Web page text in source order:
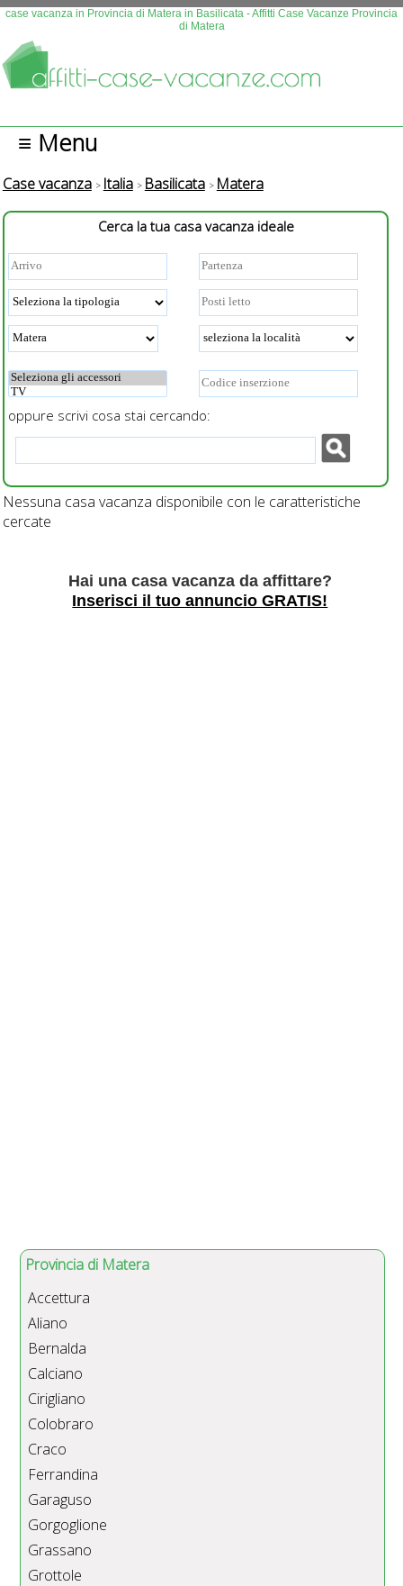
case vacanza in Provincia di Matera in Basilicata - Affitti Case Vacanze Provincia
di Matera
Questo sito fa uso di cookies. Continuando la navigazione se
≡ Menu
Case vacanza Italia Basilicata Matera
Cerca la tua casa vacanza ideale
oppure scrivi cosa stai cercando:
Nessuna casa vacanza disponibile con le caratteristiche
cercate
Hai una casa vacanza da affittare?
Inserisci il tuo annuncio GRATIS!
Provincia di Matera
Accettura
Aliano
Bernalda
Calciano
Cirigliano
Colobraro
Craco
Ferrandina
Garaguso
Gorgoglione
Grassano
Grottole